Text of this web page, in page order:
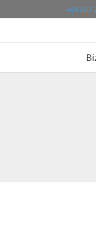
+48 667